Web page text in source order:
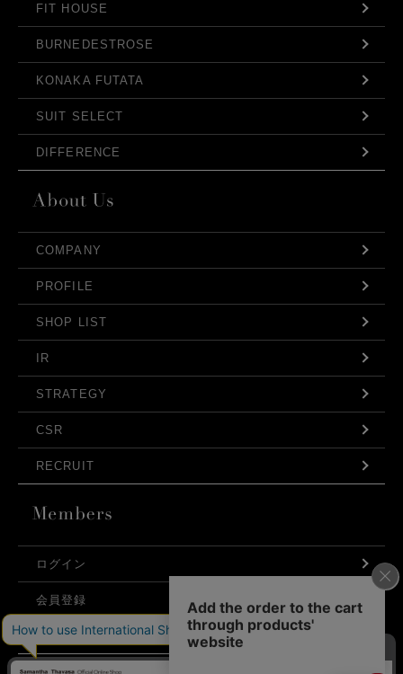
FIT HOUSE
BURNEDESTROSE
KONAKA FUTATA
SUIT SELECT
DIFFERENCE
COMPANY
PROFILE
SHOP LIST
IR
STRATEGY
CSR
RECRUIT
ログイン
会員登録
利用規約